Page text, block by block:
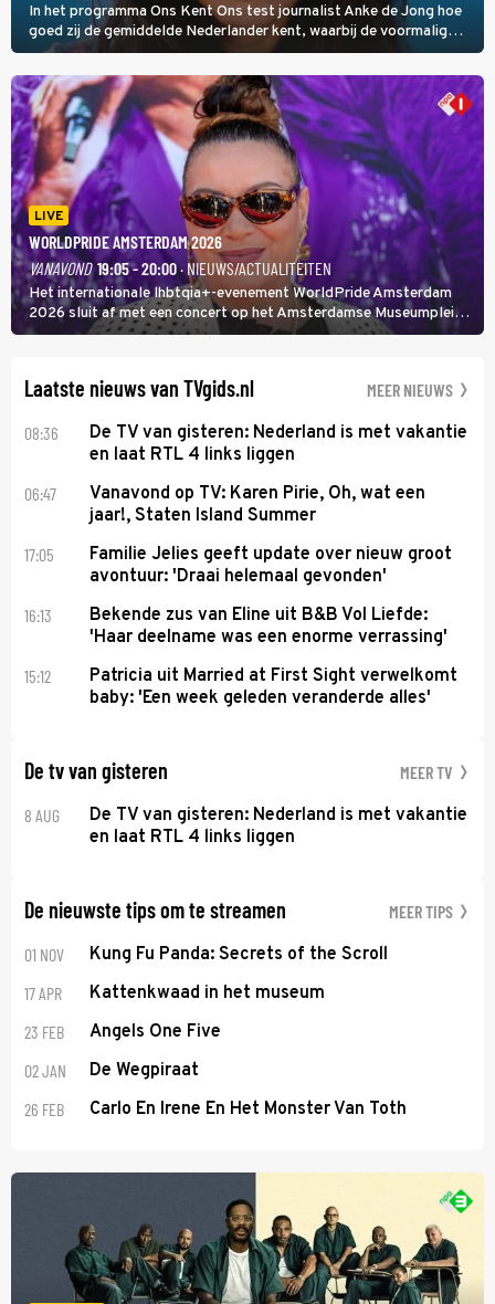
In het programma Ons Kent Ons test journalist Anke de Jong hoe
goed zij de gemiddelde Nederlander kent, waarbij de voormalig
hoofdredacteur van modebladen Glamour en Elle het samen met
rapper Keizer opneemt tegen Edson da Graça en Marc-Marie
Huijbregts.
LIVE
WORLDPRIDE AMSTERDAM 2026
VANAVOND 19:05 - 20:00· NIEUWS/ACTUALITEITEN
Het internationale lhbtqia+-evenement WorldPride Amsterdam
2026 sluit af met een concert op het Amsterdamse Museumplein.
Anita Doth is een van de optredende artiesten. In de jaren 90
Laatste nieuws van TVgids.nl MEER NIEUWS
08:36
De TV van gisteren: Nederland is met vakantie
en laat RTL 4 links liggen
06:47
Vanavond op TV: Karen Pirie, Oh, wat een
jaar!, Staten Island Summer
17:05
Familie Jelies geeft update over nieuw groot
avontuur: 'Draai helemaal gevonden'
16:13
Bekende zus van Eline uit B&B Vol Liefde:
'Haar deelname was een enorme verrassing'
15:12
Patricia uit Married at First Sight verwelkomt
baby: 'Een week geleden veranderde alles'
De tv van gisteren MEER TV
8 AUG
De TV van gisteren: Nederland is met vakantie
en laat RTL 4 links liggen
De nieuwste tips om te streamen MEER TIPS
01 NOV Kung Fu Panda: Secrets of the Scroll
17 APR Kattenkwaad in het museum
23 FEB Angels One Five
02 JAN De Wegpiraat
26 FEB Carlo En Irene En Het Monster Van Toth